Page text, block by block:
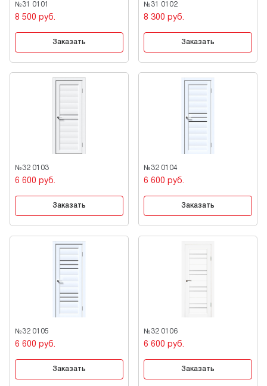
№31 0101
8 500 руб.
Заказать
№31 0102
8 300 руб.
Заказать
№32 0103
6 600 руб.
Заказать
№32 0104
6 600 руб.
Заказать
№32 0105
6 600 руб.
Заказать
№32 0106
6 600 руб.
Заказать